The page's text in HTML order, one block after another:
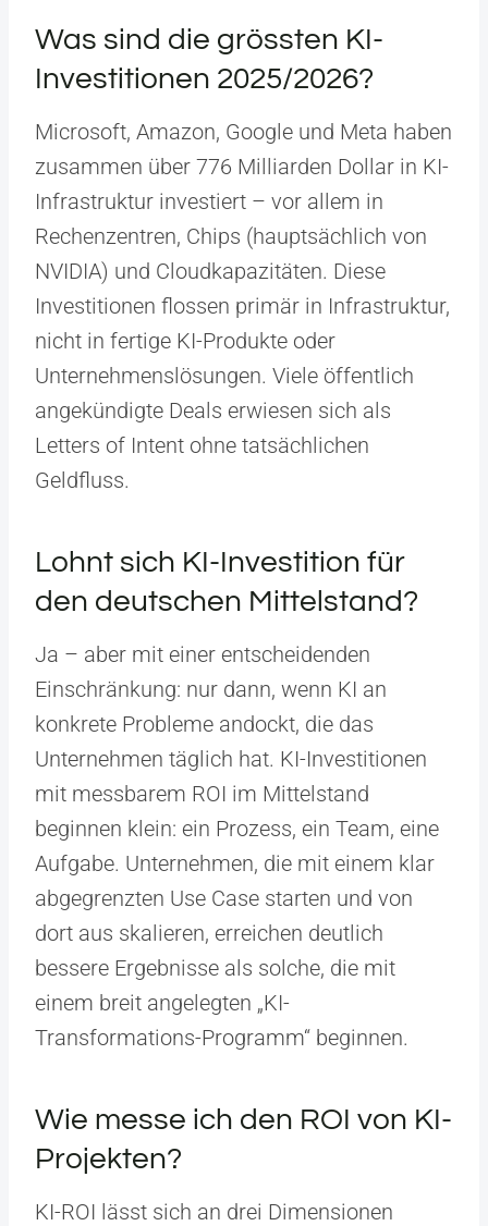
Was sind die grössten KI-
Investitionen 2025/2026?
Microsoft, Amazon, Google und Meta haben
zusammen über 776 Milliarden Dollar in KI-
Infrastruktur investiert – vor allem in
Rechenzentren, Chips (hauptsächlich von
NVIDIA) und Cloudkapazitäten. Diese
Investitionen flossen primär in Infrastruktur,
nicht in fertige KI-Produkte oder
Unternehmenslösungen. Viele öffentlich
angekündigte Deals erwiesen sich als
Letters of Intent ohne tatsächlichen
Geldfluss.
Lohnt sich KI-Investition für
den deutschen Mittelstand?
Ja – aber mit einer entscheidenden
Einschränkung: nur dann, wenn KI an
konkrete Probleme andockt, die das
Unternehmen täglich hat. KI-Investitionen
mit messbarem ROI im Mittelstand
beginnen klein: ein Prozess, ein Team, eine
Aufgabe. Unternehmen, die mit einem klar
abgegrenzten Use Case starten und von
dort aus skalieren, erreichen deutlich
bessere Ergebnisse als solche, die mit
einem breit angelegten „KI-
Transformations-Programm“ beginnen.
Wie messe ich den ROI von KI-
Projekten?
KI-ROI lässt sich an drei Dimensionen